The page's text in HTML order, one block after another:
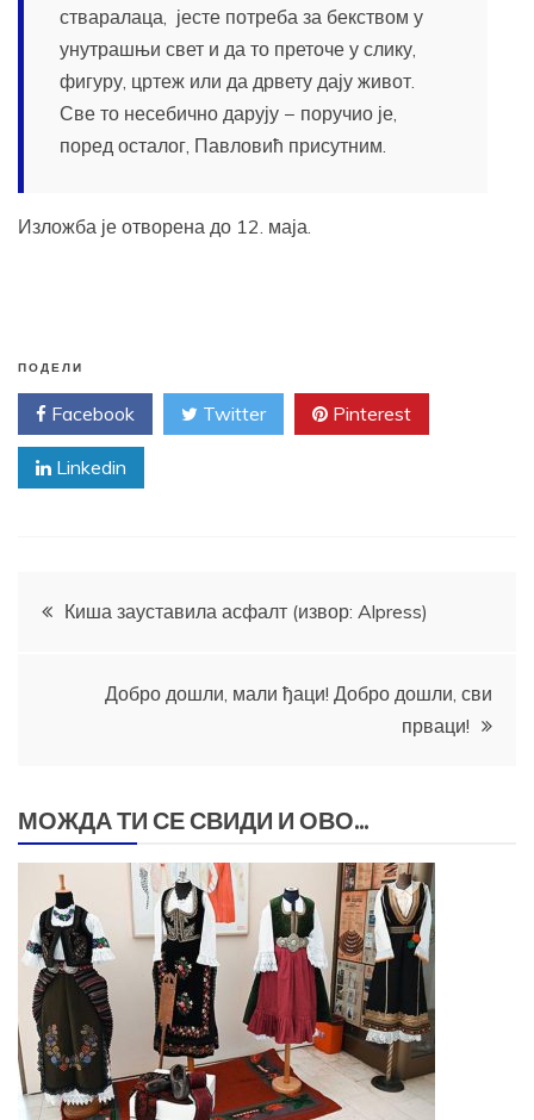
стваралаца, јесте потреба за бекством у
унутрашњи свет и да то преточе у слику,
фигуру, цртеж или да дрвету дају живот.
Све то несебично дарују − поручио је,
поред осталог, Павловић присутним.
Изложба је отворена до 12. маја.
ПОДЕЛИ
Facebook Twitter Pinterest
Linkedin
Кретање
Киша зауставила асфалт (извор: Alpress)
Добро дошли, мали ђаци! Добро дошли, сви
прваци!
МОЖДА ТИ СЕ СВИДИ И ОВО...